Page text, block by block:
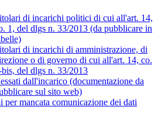
di incarichi politici di cui all'art. 14,
1, del dlgs n. 33/2013 (da pubblicare in
di incarichi di amministrazione, di
o di governo di cui all'art. 14, co.
bis, del dlgs n. 33/2013
dall'incarico (documentazione da
sul sito web)
per mancata comunicazione dei dati